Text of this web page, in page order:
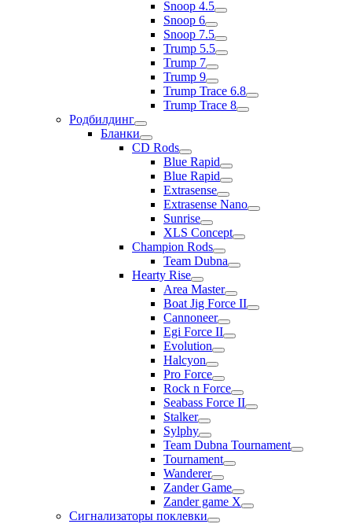
Snoop 4.5
Snoop 6
Snoop 7.5
Trump 5.5
Trump 7
Trump 9
Trump Trace 6.8
Trump Trace 8
Родбилдинг
Бланки
CD Rods
Blue Rapid
Blue Rapid
Extrasense
Extrasense Nano
Sunrise
XLS Concept
Champion Rods
Team Dubna
Hearty Rise
Area Master
Boat Jig Force II
Cannoneer
Egi Force II
Evolution
Halcyon
Pro Force
Rock n Force
Seabass Force II
Stalker
Sylphy
Team Dubna Tournament
Tournament
Wanderer
Zander Game
Zander game X
Сигнализаторы поклевки